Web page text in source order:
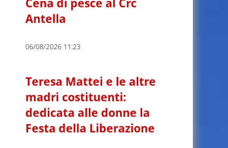
Cena di pesce al Crc
Antella
06/08/2026 11:23
Teresa Mattei e le altre
madri costituenti:
dedicata alle donne la
Festa della Liberazione